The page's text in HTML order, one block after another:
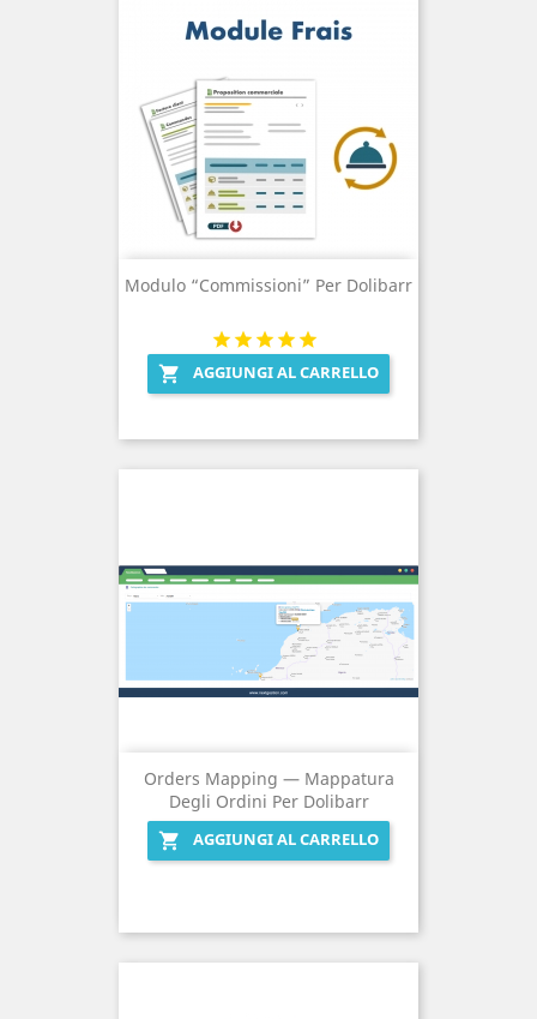
Modulo “Commissioni” Per Dolibarr
 AGGIUNGI AL CARRELLO
Orders Mapping — Mappatura
Degli Ordini Per Dolibarr

AGGIUNGI AL CARRELLO